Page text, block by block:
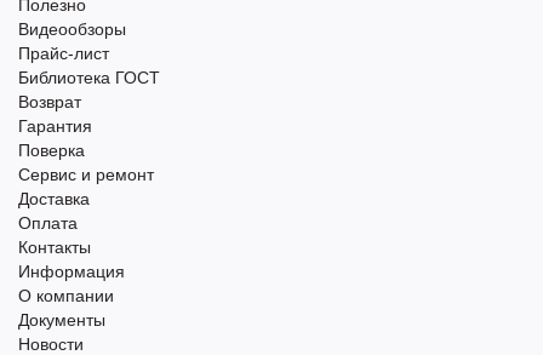
Полезно
Видеообзоры
Прайс-лист
Библиотека ГОСТ
Возврат
Гарантия
Поверка
Сервис и ремонт
Доставка
Оплата
Контакты
Информация
О компании
Документы
Новости